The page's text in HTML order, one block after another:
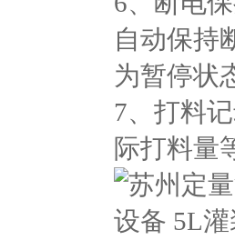
自动保持
为暂停状
7、打料
际打料量